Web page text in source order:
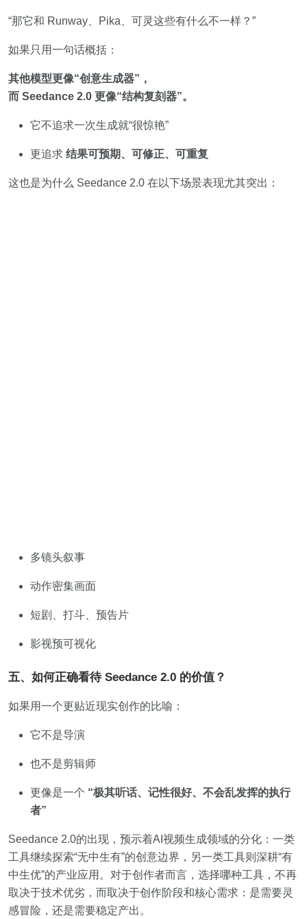
“那它和 Runway、Pika、可灵这些有什么不一样？”
如果只用一句话概括：
其他模型更像“创意生成器”，
而 Seedance 2.0 更像“结构复刻器”。
它不追求一次生成就“很惊艳”
更追求 结果可预期、可修正、可重复
这也是为什么 Seedance 2.0 在以下场景表现尤其突出：
多镜头叙事
动作密集画面
短剧、打斗、预告片
影视预可视化
五、如何正确看待 Seedance 2.0 的价值？
如果用一个更贴近现实创作的比喻：
它不是导演
也不是剪辑师
更像是一个 “极其听话、记性很好、不会乱发挥的执行
者”
Seedance 2.0的出现，预示着AI视频生成领域的分化：一类
工具继续探索“无中生有”的创意边界，另一类工具则深耕“有
中生优”的产业应用。对于创作者而言，选择哪种工具，不再
取决于技术优劣，而取决于创作阶段和核心需求：是需要灵
感冒险，还是需要稳定产出。